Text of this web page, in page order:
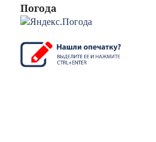
Погода